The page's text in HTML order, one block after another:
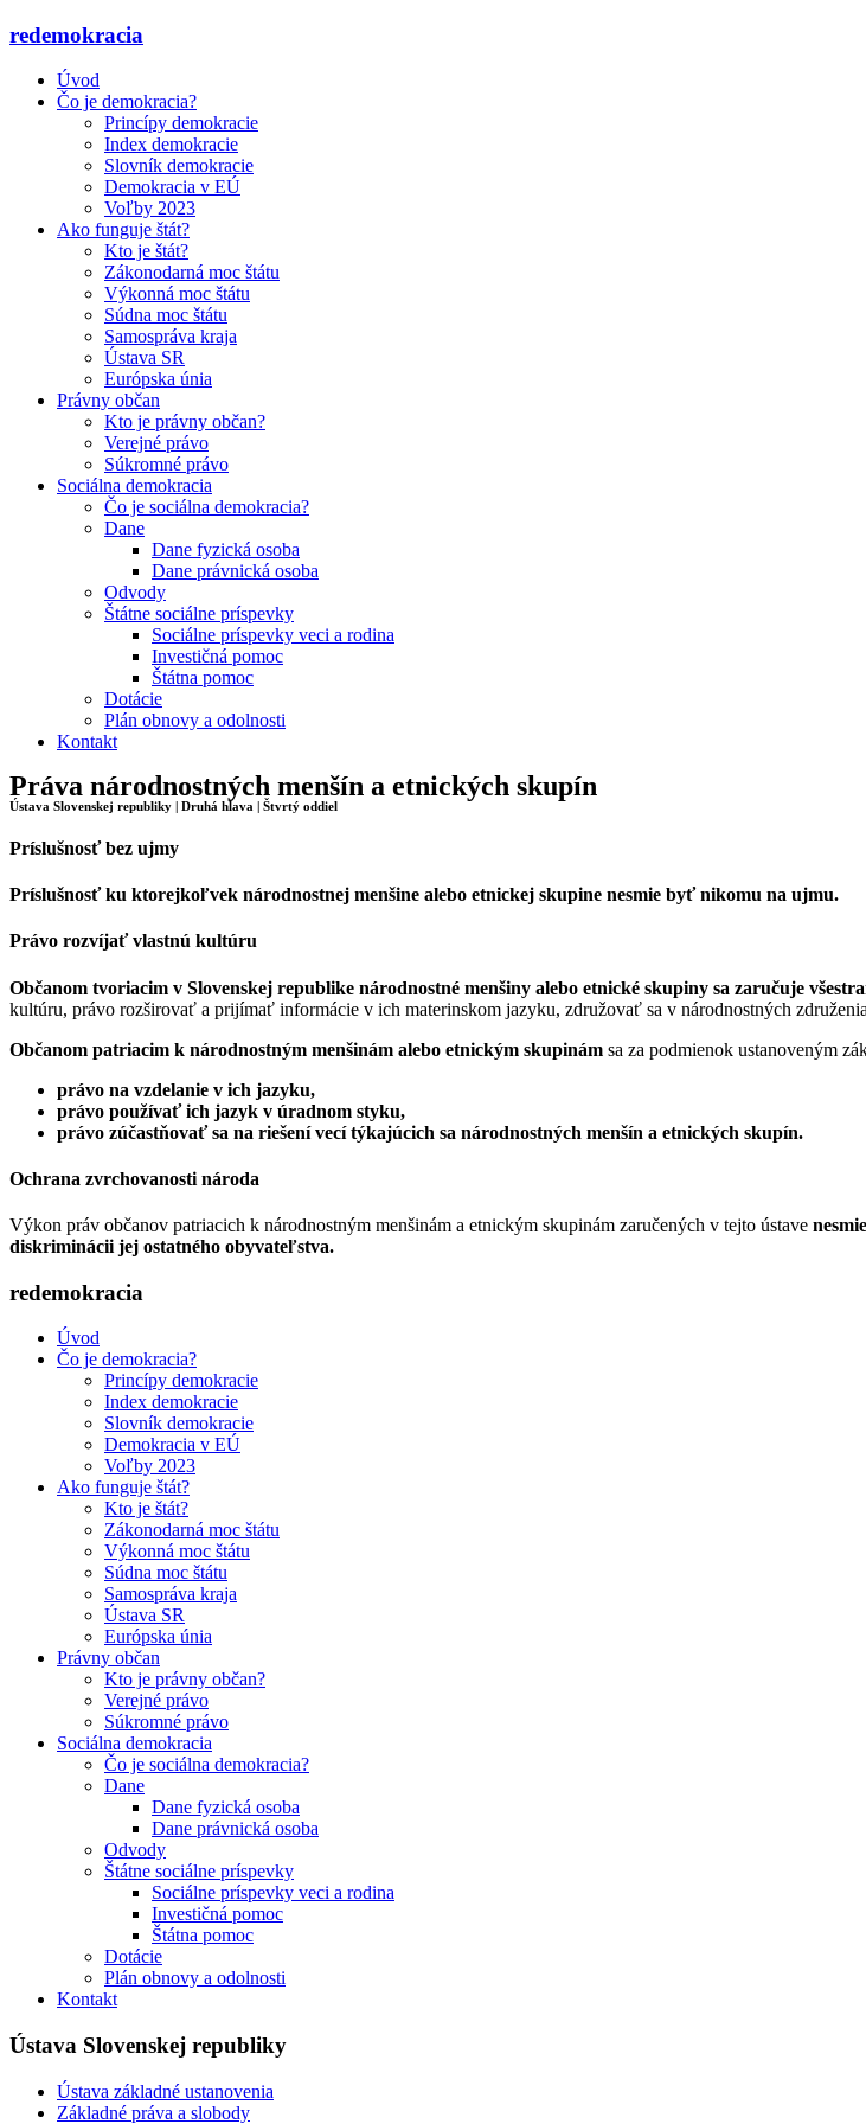
redemokracia
Úvod
Čo je demokracia?
Princípy demokracie
Index demokracie
Slovník demokracie
Demokracia v EÚ
Voľby 2023
Ako funguje štát?
Kto je štát?
Zákonodarná moc štátu
Výkonná moc štátu
Súdna moc štátu
Samospráva kraja
Ústava SR
Európska únia
Právny občan
Kto je právny občan?
Verejné právo
Súkromné právo
Sociálna demokracia
Čo je sociálna demokracia?
Dane
Dane fyzická osoba
Dane právnická osoba
Odvody
Štátne sociálne príspevky
Sociálne príspevky veci a rodina
Investičná pomoc
Štátna pomoc
Dotácie
Plán obnovy a odolnosti
Kontakt
Práva národnostných menšín a etnických skupín
Ústava Slovenskej republiky | Druhá hlava | Štvrtý oddiel
Príslušnosť bez ujmy
Príslušnosť ku ktorejkoľvek národnostnej menšine alebo etnickej skupine nesmie byť nikomu na ujmu.
Právo rozvíjať vlastnú kultúru
Občanom tvoriacim v Slovenskej republike národnostné menšiny alebo etnické skupiny sa zaručuje
kultúru, právo rozširovať a prijímať informácie v ich materinskom jazyku, združovať sa v národnostných
Občanom patriacim k národnostným menšinám alebo etnickým skupinám sa za podmienok ustanoveným
právo na vzdelanie v ich jazyku,
právo používať ich jazyk v úradnom styku,
právo zúčastňovať sa na riešení vecí týkajúcich sa národnostných menšín a etnických skupín.
Ochrana zvrchovanosti národa
Výkon práv občanov patriacich k národnostným menšinám a etnickým skupinám zaručených v tejto ústave
diskriminácii jej ostatného obyvateľstva.
redemokracia
Úvod
Čo je demokracia?
Princípy demokracie
Index demokracie
Slovník demokracie
Demokracia v EÚ
Voľby 2023
Ako funguje štát?
Kto je štát?
Zákonodarná moc štátu
Výkonná moc štátu
Súdna moc štátu
Samospráva kraja
Ústava SR
Európska únia
Právny občan
Kto je právny občan?
Verejné právo
Súkromné právo
Sociálna demokracia
Čo je sociálna demokracia?
Dane
Dane fyzická osoba
Dane právnická osoba
Odvody
Štátne sociálne príspevky
Sociálne príspevky veci a rodina
Investičná pomoc
Štátna pomoc
Dotácie
Plán obnovy a odolnosti
Kontakt
Ústava Slovenskej republiky
Ústava základné ustanovenia
Základné práva a slobody